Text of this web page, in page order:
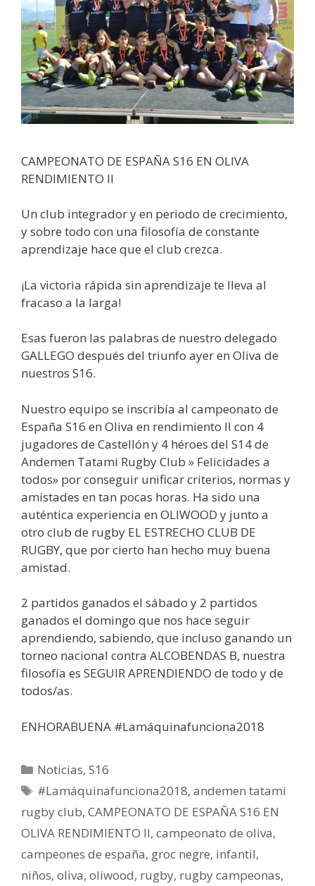
CAMPEONATO DE ESPAÑA S16 EN OLIVA
RENDIMIENTO II
Un club integrador y en periodo de crecimiento,
y sobre todo con una filosofía de constante
aprendizaje hace que el club crezca.
¡La victoria rápida sin aprendizaje te lleva al
fracaso a la larga!
Esas fueron las palabras de nuestro delegado
GALLEGO después del triunfo ayer en Oliva de
nuestros S16.
Nuestro equipo se inscribía al campeonato de
España S16 en Oliva en rendimiento II con 4
jugadores de Castellón y 4 héroes del S14 de
Andemen Tatami Rugby Club » Felicidades a
todos» por conseguir unificar criterios, normas y
amistades en tan pocas horas. Ha sido una
auténtica experiencia en OLIWOOD y junto a
otro club de rugby EL ESTRECHO CLUB DE
RUGBY, que por cierto han hecho muy buena
amistad.
2 partidos ganados el sábado y 2 partidos
ganados el domingo que nos hace seguir
aprendiendo, sabiendo, que incluso ganando un
torneo nacional contra ALCOBENDAS B, nuestra
filosofía es SEGUIR APRENDIENDO de todo y de
todos/as.
ENHORABUENA #Lamáquinafunciona2018
Noticias,S16
#Lamáquinafunciona2018,andemen tatami
rugby club, CAMPEONATO DE ESPAÑA S16 EN
OLIVA RENDIMIENTO II, campeonato de oliva,
campeones de españa, groc negre, infantil,
niños, oliva, oliwood, rugby, rugby campeonas,